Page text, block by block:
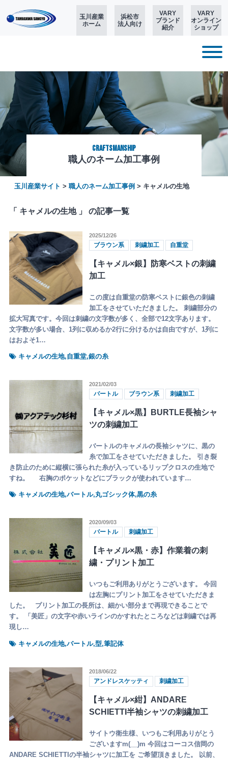
玉川産業
ホーム
浜松市
法人向け
VARY
ブランド
紹介
VARY
オンライン
ショップ
職人のネーム加工事例
CRAFTSMANSHIP
玉川産業サイト > 職人のネーム加工事例 > キャメルの生地
「 キャメルの生地 」 の記事一覧
2025/12/26
ブラウン系 刺繍加工 自重堂
【キャメル×銀】防寒ベストの刺繍
加工
この度は自重堂の防寒ベストに銀色の刺繍
加工をさせていただきました。 刺繍部分の
拡大写真です。今回は刺繍の文字数が多く、全部で12文字あります。
文字数が多い場合、1列に収めるか2行に分けるかは自由ですが、1列に
はおよそ1…
キャメルの生地,自重堂,銀の糸
2021/02/03
バートル ブラウン系 刺繍加工
【キャメル×黒】BURTLE長袖シャ
ツの刺繍加工
バートルのキャメルの長袖シャツに、黒の
糸で加工をさせていただきました。 引き裂
き防止のために縦横に張られた糸が入っているリップクロスの生地で
すね。 右胸のポケットなどにブラックが使われています…
キャメルの生地,バートル,丸ゴシック体,黒の糸
2020/09/03
バートル 刺繍加工
【キャメル×黒・赤】作業着の刺
繍・プリント加工
いつもご利用ありがとうございます。 今回
は左胸にプリント加工をさせていただきま
した。 プリント加工の長所は、細かい部分まで再現できることで
す。 「美匠」の文字や赤いラインのかすれたところなどは刺繍では再
現し…
キャメルの生地,バートル,型,筆記体
2018/06/22
アンドレスケッティ 刺繍加工
【キャメル×紺】ANDARE
SCHIETTI半袖シャツの刺繍加工
サイトウ衛生様、いつもご利用ありがとう
ございますm(__)m 今回はコーコス信岡の
ANDARE SCHIETTIの半袖シャツに加工を ご希望頂きました。 以前、